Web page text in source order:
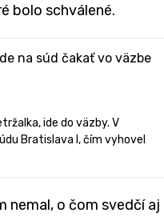
bolo schválené.
na súd čakať vo väzbe
ide do väzby. V
Bratislava I, čím vyhovel
nemal, o čom svedčí aj